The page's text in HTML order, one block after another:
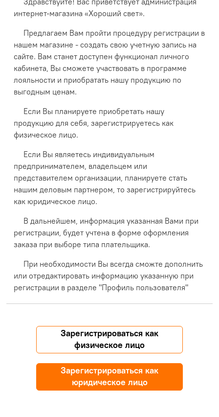
интернет-магазина «Хороший свет».
Предлагаем Вам пройти процедуру регистрации в
нашем магазине - создать свою учетную запись на
сайте. Вам станет доступен функционал личного
кабинета, Вы сможете участвовать в программе
лояльности и приобратать нашу продукцию по
выгодным ценам.
Если Вы планируете приобретать нашу
продукцию для себя, зарегистрируетесь как
физическое лицо.
Если Вы являетесь индивидуальным
предпринимателем, владельцем или
представителем организации, планируете стать
нашим деловым партнером, то зарегистрируйтесь
как юридическое лицо.
В дальнейшем, информация указанная Вами при
регистрации, будет учтена в форме оформления
заказа при выборе типа плательщика.
При необходимости Вы всегда сможте дополнить
или отредактировать информацию указанную при
регистрации в разделе "Профиль пользователя"
Зарегистрироваться как
физическое лицо
Зарегистрироваться как
юридическое лицо